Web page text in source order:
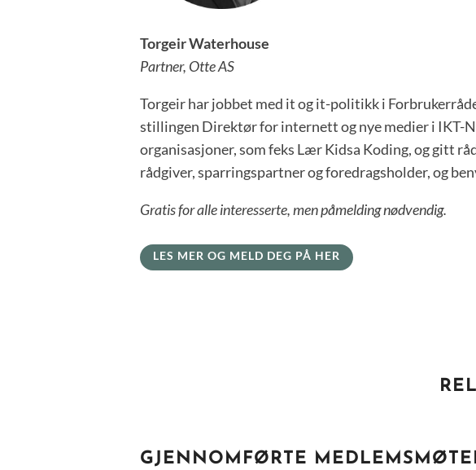
Torgeir Waterhouse
Partner, Otte AS
Torgeir har jobbet med it og it-politikk i
stillingen Direktør for internett og nye medier i IKT-
organisasjoner, som feks Lær Kidsa Koding, og gitt
rådgiver, sparringspartner og foredragsholder, og
Gratis for alle interesserte, men påmelding nødvendig.
LES MER OG MELD DEG PÅ HER
GJENNOMFØRTE